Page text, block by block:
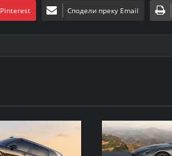
Pinterest Сподели преку Email